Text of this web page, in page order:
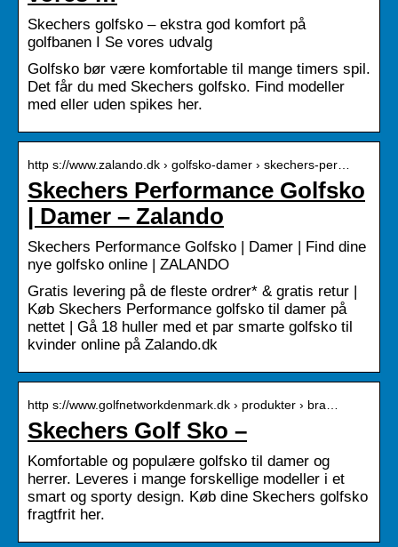
Skechers golfsko – ekstra god komfort på
golfbanen I Se vores udvalg
Golfsko bør være komfortable til mange timers spil.
Det får du med Skechers golfsko. Find modeller
med eller uden spikes her.
http s://www.zalando.dk › golfsko-damer › skechers-per…
Skechers Performance Golfsko
| Damer – Zalando
Skechers Performance Golfsko | Damer | Find dine
nye golfsko online | ZALANDO
Gratis levering på de fleste ordrer* & gratis retur |
Køb Skechers Performance golfsko til damer på
nettet | Gå 18 huller med et par smarte golfsko til
kvinder online på Zalando.dk
http s://www.golfnetworkdenmark.dk › produkter › bra…
Skechers Golf Sko –
Komfortable og populære golfsko til damer og
herrer. Leveres i mange forskellige modeller i et
smart og sporty design. Køb dine Skechers golfsko
fragtfrit her.